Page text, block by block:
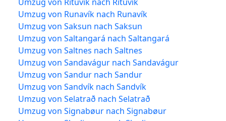
Umzug von Runavík nach Runavík
Umzug von Saksun nach Saksun
Umzug von Saltangará nach Saltangará
Umzug von Saltnes nach Saltnes
Umzug von Sandavágur nach Sandavágur
Umzug von Sandur nach Sandur
Umzug von Sandvík nach Sandvík
Umzug von Selatrað nach Selatrað
Umzug von Signabøur nach Signabøur